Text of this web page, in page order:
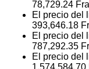
78,729.24
El precio del
393,646.18
El precio del
787,292.35
El precio del
1,574,584.70